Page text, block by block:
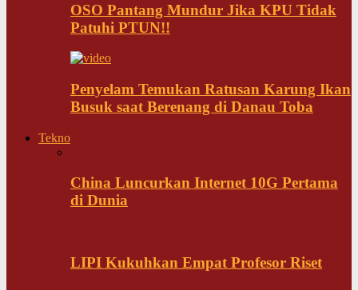
OSO Pantang Mundur Jika KPU Tidak
Patuhi PTUN!!
Penyelam Temukan Ratusan Karung Ikan
Busuk saat Berenang di Danau Toba
Tekno
China Luncurkan Internet 10G Pertama
di Dunia
LIPI Kukuhkan Empat Profesor Riset